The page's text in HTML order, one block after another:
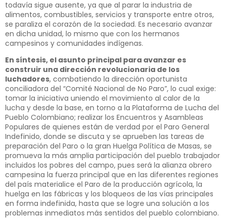
todavía sigue ausente, ya que al parar la industria de
alimentos, combustibles, servicios y transporte entre otros,
se paraliza el corazón de la sociedad. Es necesario avanzar
en dicha unidad, lo mismo que con los hermanos
campesinos y comunidades indígenas.
En síntesis, el asunto principal para avanzar es
construir una dirección revolucionaria de los
luchadores, combatiendo la dirección oportunista
conciliadora del “Comité Nacional de No Paro”, lo cual exige:
tomar la iniciativa uniendo el movimiento al calor de la
lucha y desde la base, en torno a la Plataforma de Lucha del
Pueblo Colombiano; realizar los Encuentros y Asambleas
Populares de quienes están de verdad por el Paro General
Indefinido, donde se discuta y se aprueben las tareas de
preparación del Paro o la gran Huelga Política de Masas, se
promueva la más amplia participación del pueblo trabajador
incluidos los pobres del campo, pues será la alianza obrero
campesina la fuerza principal que en las diferentes regiones
del país materialice el Paro de la producción agrícola, la
huelga en las fábricas y los bloqueos de las vías principales
en forma indefinida, hasta que se logre una solución a los
problemas inmediatos más sentidos del pueblo colombiano.